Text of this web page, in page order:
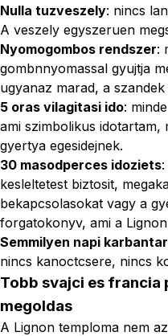
Nulla tuzveszely: nincs
A veszely egyszeruen
Nyomogombos rendszer:
gombnnyomassal gyujtja
ugyanaz marad, a szandek
5 oras vilagitasi ido:
ami szimbolikus idotartam,
gyertya egesidejnek.
30 masodperces idoziets
kesleltetest biztosit,
bekapcsolasokat vagy a
forgatokonyv, ami a
Semmilyen napi
nincs kanoctcsere, nincs
Tobb svajci es francia
megoldas
A Lignon temploma nem